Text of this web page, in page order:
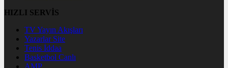
HIZLI SERVİS
TV Yayın Akışları
Yazarlar Site
Tenis İddaa
Basketbol Canlı
AMP